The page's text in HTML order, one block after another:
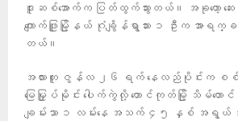
ဒူးဆစ်အောက်က ပြတ်ထွက်သွားတယ်။ အခုတော့
ကျောက်ဖြူမြို့နယ် ဂုံချွိန်ရွာသား ၁ ဦးက အာရက္ခ
တယ်။
အလားတူ ဇွန်လ ၂၆ ရက် နေလည်ပိုင်းက စစ်က
မြေမြှုပ်မိုင်း ပေါက်ကွဲလို့ တောင်ကုတ်မြို့ သိမ်တေ
ချမ်းသာ ၁ လမ်းနေ အသက် ၄၅ နှစ် အရွယ် ဦ